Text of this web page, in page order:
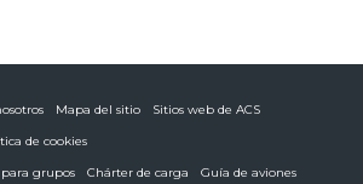
Mapa del sitio
Sitios web de ACS
de cookies
grupos Chárter de carga Guía de aviones